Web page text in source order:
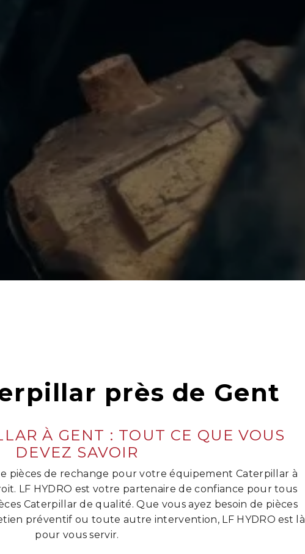
près de Gent
À GENT : TOUT CE QUE VOUS
DEVEZ SAVOIR
pièces de rechange pour votre équipement Caterpillar à
LF HYDRO est votre partenaire de confiance pour tous
Caterpillar de qualité. Que vous ayez besoin de pièces
préventif ou toute autre intervention, LF HYDRO est là
pour vous servir.